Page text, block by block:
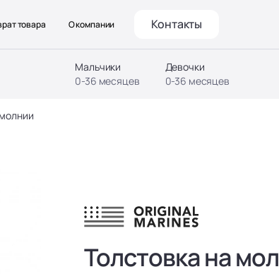
Мальчики
0-36 месяцев
Девочки
0-36 месяцев
товара О компании Контакты
Толстовка на